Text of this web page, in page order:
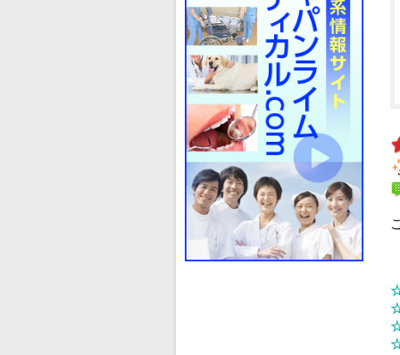
☆
☆
☆
☆